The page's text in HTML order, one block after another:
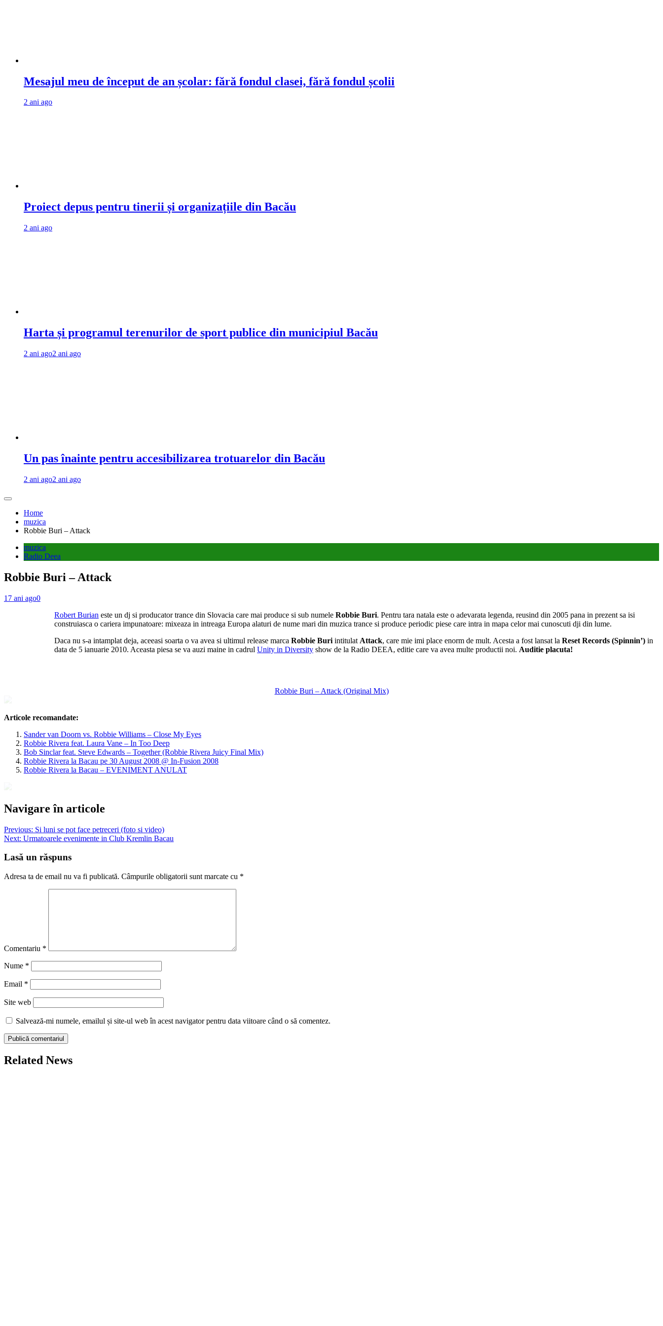
Mesajul meu de început de an școlar: fără fondul clasei, fără fondul școlii
2 ani ago
Proiect depus pentru tinerii și organizațiile din Bacău
2 ani ago
Harta și programul terenurilor de sport publice din municipiul Bacău
2 ani ago2 ani ago
Un pas înainte pentru accesibilizarea trotuarelor din Bacău
2 ani ago2 ani ago
Home
muzica
Robbie Buri – Attack
muzica
Radio Deea
Robbie Buri – Attack
17 ani ago0
Robert Burian este un dj si producator trance din Slovacia care mai produce si sub numele Robbie Buri. Pentru tara natala este o adevarata legenda, reusind din 2005 pana in prezent sa isi
construiasca o cariera impunatoare: mixeaza in intreaga Europa alaturi de nume mari din muzica trance si produce periodic piese care intra in mapa celor mai cunoscuti dji din lume.
Daca nu s-a intamplat deja, aceeasi soarta o va avea si ultimul release marca Robbie Buri intitulat Attack, care mie imi place enorm de mult. Acesta a fost lansat la Reset Records (Spinnin’) in
data de 5 ianuarie 2010. Aceasta piesa se va auzi maine in cadrul Unity in Diversity show de la Radio DEEA, editie care va avea multe productii noi. Auditie placuta!
Robbie Buri – Attack (Original Mix)
Articole recomandate:
Sander van Doorn vs. Robbie Williams – Close My Eyes
Robbie Rivera feat. Laura Vane – In Too Deep
Bob Sinclar feat. Steve Edwards – Together (Robbie Rivera Juicy Final Mix)
Robbie Rivera la Bacau pe 30 August 2008 @ In-Fusion 2008
Robbie Rivera la Bacau – EVENIMENT ANULAT
Navigare în articole
Previous: Si luni se pot face petreceri (foto si video)
Next: Urmatoarele evenimente in Club Kremlin Bacau
Lasă un răspuns
Adresa ta de email nu va fi publicată. Câmpurile obligatorii sunt marcate cu *
Comentariu *
Nume *
Email *
Site web
Salvează-mi numele, emailul și site-ul web în acest navigator pentru data viitoare când o să comentez.
Related News